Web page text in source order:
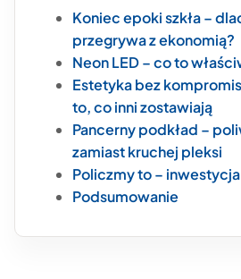
Koniec epoki szkła –
przegrywa z ekonomią?
Neon LED – co to
Estetyka bez
to, co inni zostawiają
Pancerny podkład –
zamiast kruchej pleksi
Policzmy to –
Podsumowanie